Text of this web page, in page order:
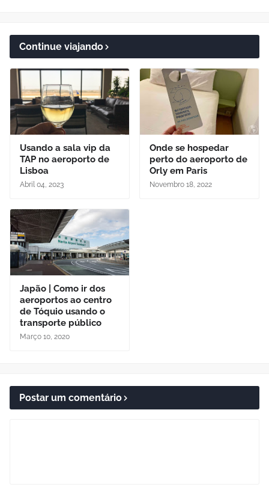
Continue viajando
Usando a sala vip da
TAP no aeroporto de
Lisboa
Abril 04, 2023
Onde se hospedar
perto do aeroporto de
Orly em Paris
Novembro 18, 2022
Japão | Como ir dos
aeroportos ao centro
de Tóquio usando o
transporte público
Março 10, 2020
Postar um comentário